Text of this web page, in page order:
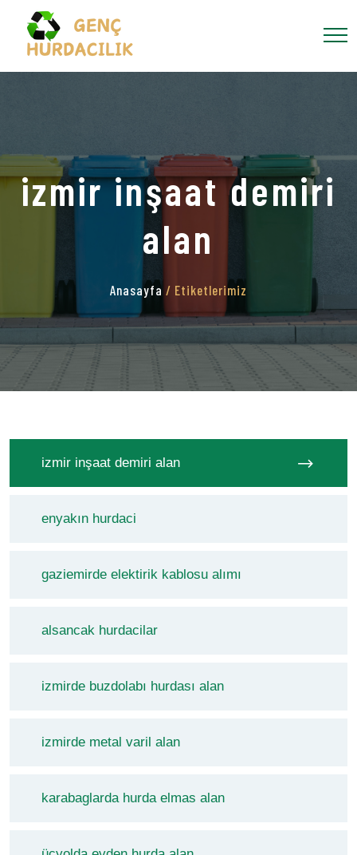
izmir inşaat demiri
alan
Anasayfa / Etiketlerimiz
izmir inşaat demiri alan
enyakın hurdaci
gaziemirde elektirik kablosu alımı
alsancak hurdacilar
izmirde buzdolabı hurdası alan
izmirde metal varil alan
karabaglarda hurda elmas alan